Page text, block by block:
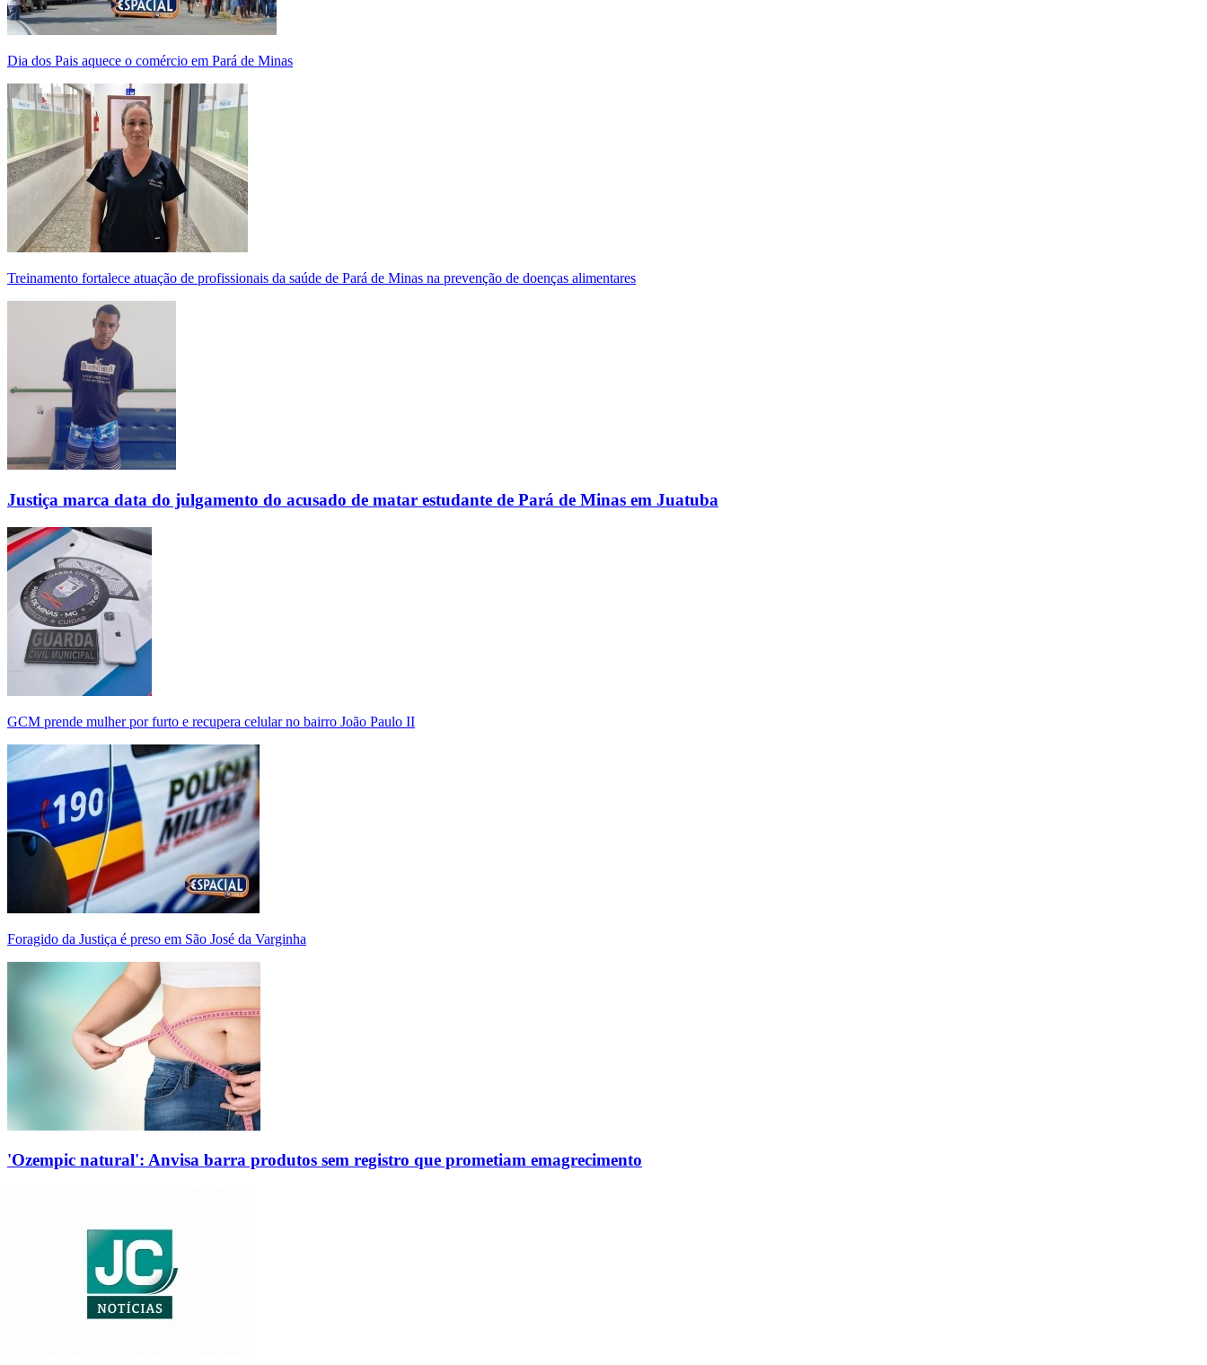
Dia dos Pais aquece o comércio em Pará de Minas
Treinamento fortalece atuação de profissionais da saúde de Pará de Minas na prevenção de doenças alimentares
Justiça marca data do julgamento do acusado de matar estudante de Pará de Minas em Juatuba
GCM prende mulher por furto e recupera celular no bairro João Paulo II
Foragido da Justiça é preso em São José da Varginha
'Ozempic natural': Anvisa barra produtos sem registro que prometiam emagrecimento